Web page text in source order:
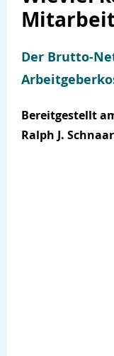
Der Brutto-
Bereitgestellt
Ralph J.
Über uns